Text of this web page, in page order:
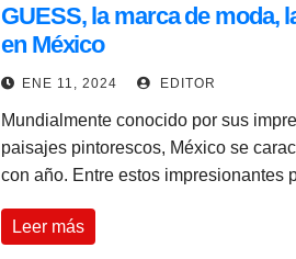
GUESS, la marca de moda,
en México
ENE 11, 2024 EDITOR
Mundialmente conocido por sus
paisajes pintorescos, México se
con año. Entre estos
Leer más